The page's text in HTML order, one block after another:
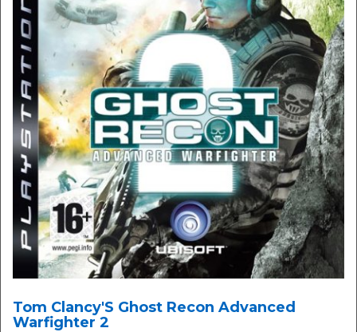
Tom Clancy'S Ghost Recon Advanced
Warfighter 2